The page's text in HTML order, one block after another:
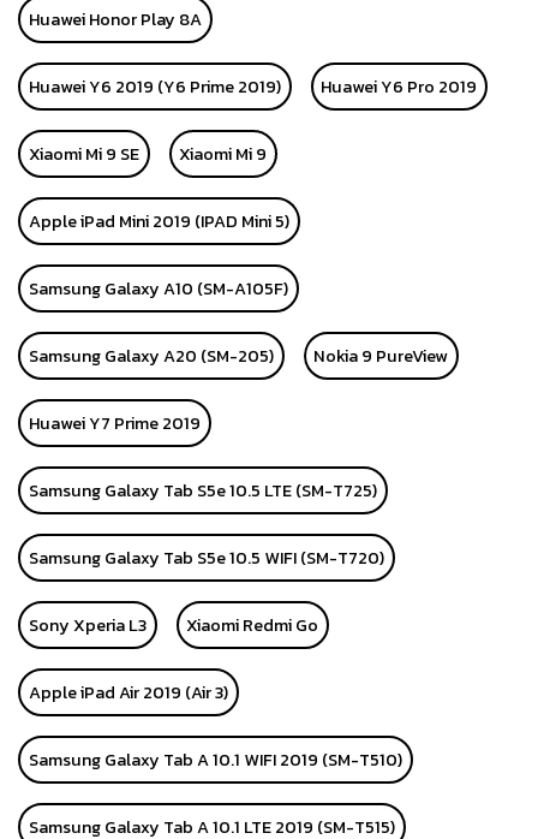
Huawei Honor Play 8A
Huawei Y6 2019 (Y6 Prime 2019) Huawei Y6 Pro 2019
Xiaomi Mi 9 SE Xiaomi Mi 9
Apple iPad Mini 2019 (IPAD Mini 5)
Samsung Galaxy A10 (SM-A105F)
Samsung Galaxy A20 (SM-205) Nokia 9 PureView
Huawei Y7 Prime 2019
Samsung Galaxy Tab S5e 10.5 LTE (SM-T725)
Samsung Galaxy Tab S5e 10.5 WIFI (SM-T720)
Sony Xperia L3 Xiaomi Redmi Go
Apple iPad Air 2019 (Air 3)
Samsung Galaxy Tab A 10.1 WIFI 2019 (SM-T510)
Samsung Galaxy Tab A 10.1 LTE 2019 (SM-T515)